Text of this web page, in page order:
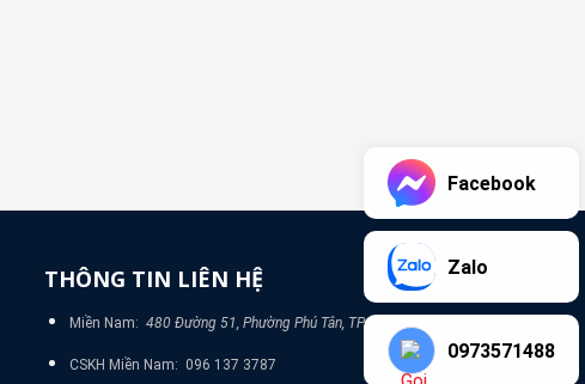
THÔNG TIN LIÊN HỆ
Miền Nam: 480 Đường 51, Phường Phú Tân, TP Bình Dương
CSKH Miền Nam: 096 137 3787
Facebook
Zalo
0973571488